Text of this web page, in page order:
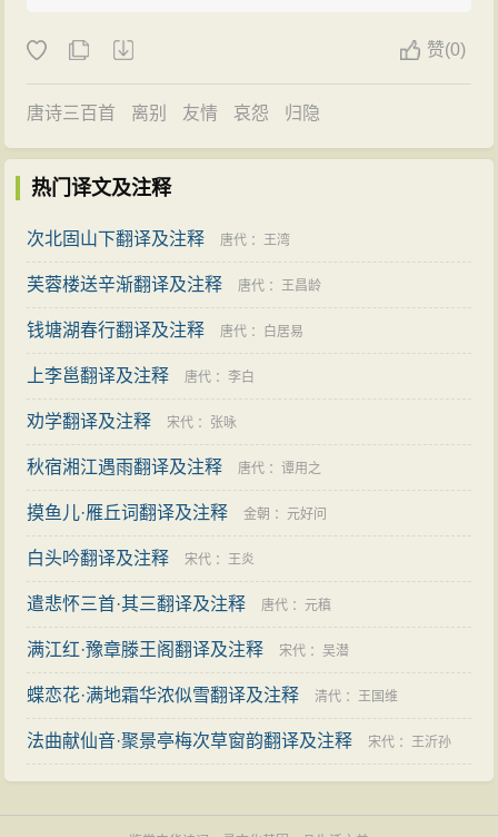
赞(0)
唐诗三百首 离别 友情 哀怨 归隐
热门译文及注释
次北固山下翻译及注释 唐代 ：王湾
芙蓉楼送辛渐翻译及注释 唐代 ：王昌龄
钱塘湖春行翻译及注释 唐代 ： 白居易
上李邕翻译及注释 唐代 ：李白
劝学翻译及注释 宋代 ： 张咏
秋宿湘江遇雨翻译及注释 唐代 ：谭用之
摸鱼儿·雁丘词翻译及注释 金朝 ： 元好问
白头吟翻译及注释 宋代 ：王炎
遣悲怀三首·其三翻译及注释 唐代 ： 元稹
满江红·豫章滕王阁翻译及注释 宋代 ：吴潜
蝶恋花·满地霜华浓似雪翻译及注释 清代 ：王国维
法曲献仙音·聚景亭梅次草窗韵翻译及注释 宋代 ：王沂孙